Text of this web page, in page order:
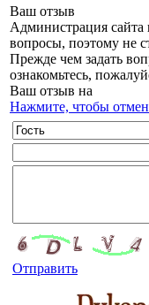
Ваш отзыв
Администрация сайта
вопросы, поэтому не
Прежде чем задать
ознакомьтесь,
Ваш отзыв на
Нажмите, чтобы
Отправить